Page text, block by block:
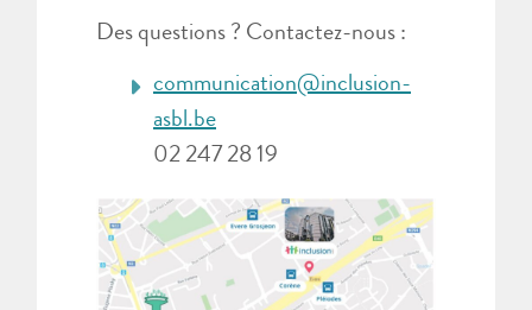
Des questions ? Contactez-nous :
communication@inclusion-
asbl.be
02 247 28 19